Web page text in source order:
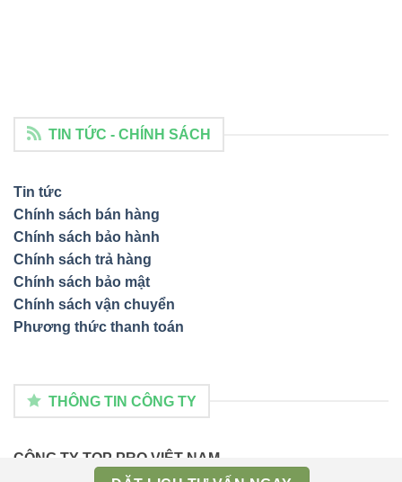
TIN TỨC - CHÍNH SÁCH
Tin tức
Chính sách bán hàng
Chính sách bảo hành
Chính sách trả hàng
Chính sách bảo mật
Chính sách vận chuyển
Phương thức thanh toán
THÔNG TIN CÔNG TY
CÔNG TY TOP PRO VIỆT NAM